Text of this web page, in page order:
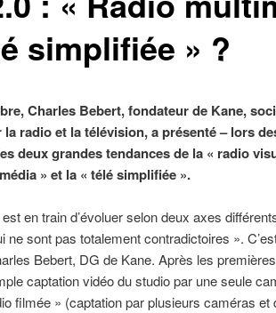
simplifiée » ?
Charles Bebert, fondateur de Kane,
radio et la télévision, a présenté – lors
deux grandes tendances de la « radio
» et la « télé simplifiée ».
en train d’évoluer selon deux axes
ne sont pas totalement contradictoires ».
Bebert, DG de Kane. Après les
captation vidéo du studio par une seule
filmée » (captation par plusieurs caméras et